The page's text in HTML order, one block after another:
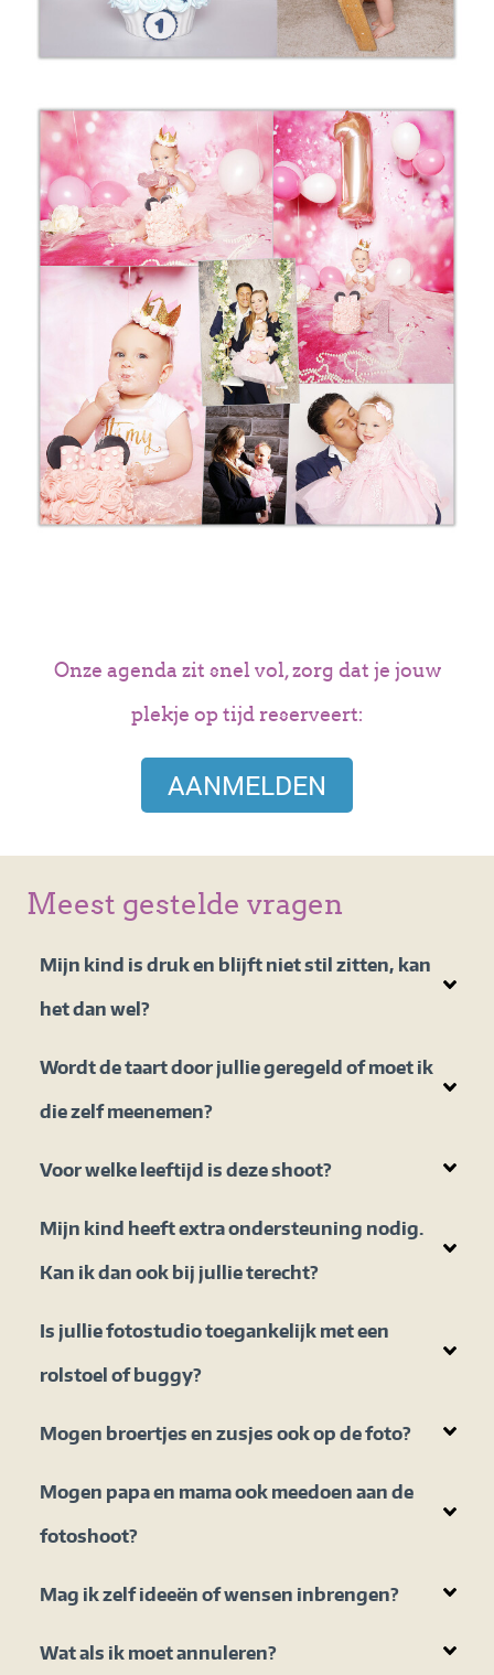
Onze agenda zit snel vol, zorg dat je jouw
plekje op tijd reserveert:
AANMELDEN
Meest gestelde vragen
Mijn kind is druk en blijft niet stil zitten, kan
het dan wel?
Wordt de taart door jullie geregeld of moet ik
die zelf meenemen?
Voor welke leeftijd is deze shoot?
Mijn kind heeft extra ondersteuning nodig.
Kan ik dan ook bij jullie terecht?
Is jullie fotostudio toegankelijk met een
rolstoel of buggy?
Mogen broertjes en zusjes ook op de foto?
Mogen papa en mama ook meedoen aan de
fotoshoot?
Mag ik zelf ideeën of wensen inbrengen?
Wat als ik moet annuleren?